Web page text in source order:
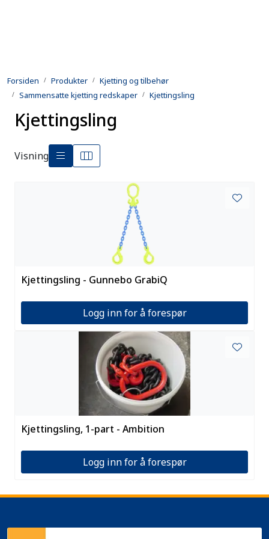
Forsiden Produkter
Kjetting og tilbehør
Sammensatte kjetting redskaper
Kjettingsling
Kjettingsling
Visning
Kjettingsling - Gunnebo GrabiQ
Logg inn for å forespør
Kjettingsling, 1-part - Ambition
Logg inn for å forespør
Utleie
Kontroll og reparasjon
Forsvarsindustri